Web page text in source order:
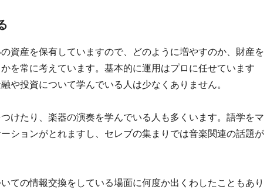
資産を保有していますので、どのように増やすのか、財産を
を常に考えています。基本的に運用はプロに任せています
や投資について学んでいる人は少なくありません。
けたり、楽器の演奏を学んでいる人も多くいます。語学をマ
ションがとれますし、セレブの集まりでは音楽関連の話題が
ての情報交換をしている場面に何度か出くわしたこともあり